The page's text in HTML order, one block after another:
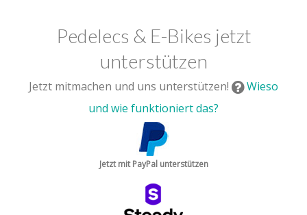
Pedelecs & E-Bikes jetzt
unterstützen
Jetzt mitmachen und uns unterstützen!
Wieso
und wie funktioniert das?
Jetzt mit PayPal unterstützen